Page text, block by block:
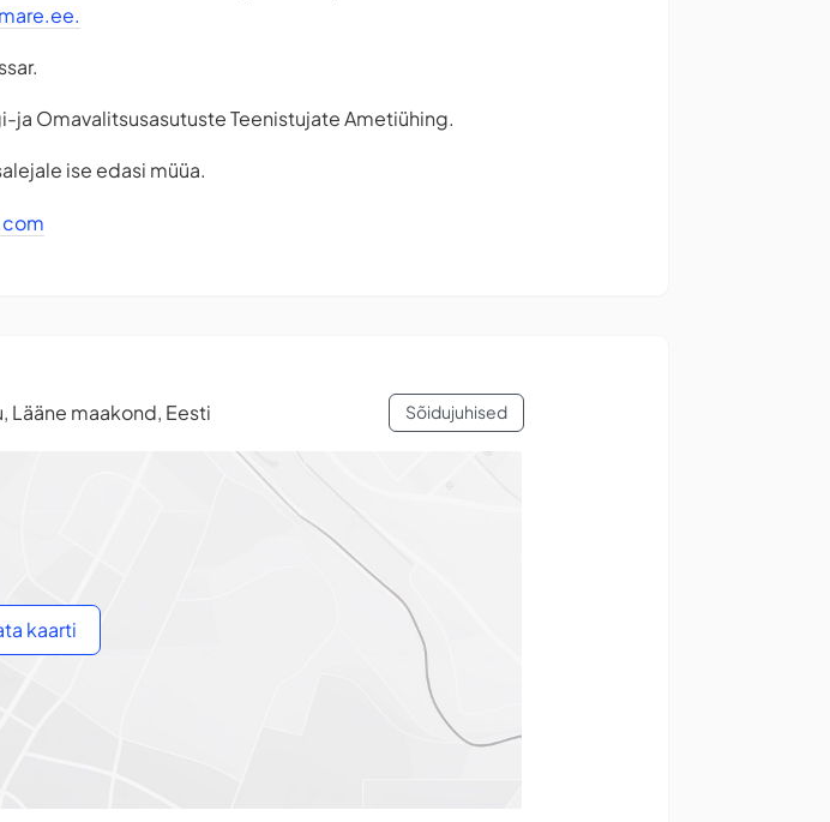
.
ja Omavalitsusasutuste Teenistujate Ametiühing.
ise edasi müüa.
Lääne maakond, Eesti Sõidujuhised
kaarti